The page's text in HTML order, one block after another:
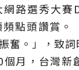
路選秀大賽
點頭讚賞。
奮。」，致
月，台灣新